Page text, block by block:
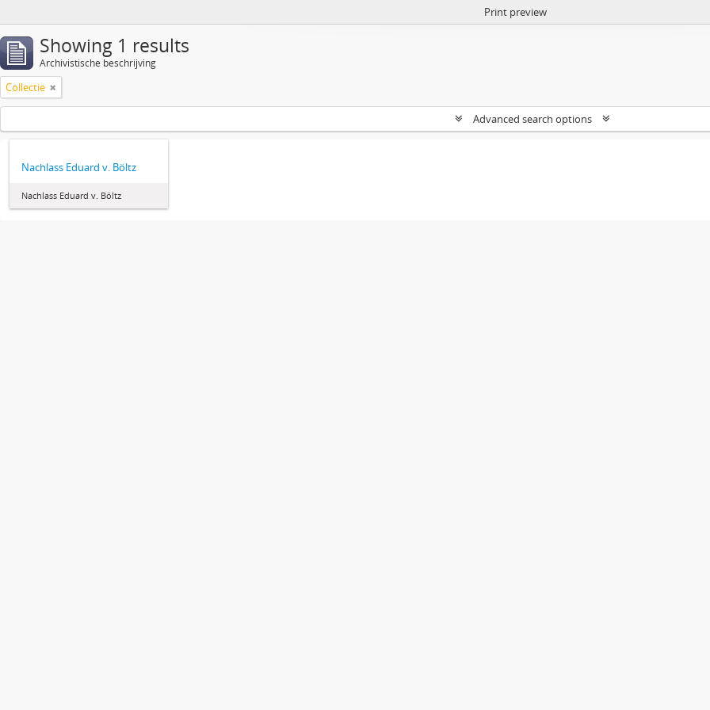
Print preview
Showing 1 results
Archivistische beschrijving
Collectie
Advanced search options
Nachlass Eduard v. Böltz
Nachlass Eduard v. Böltz